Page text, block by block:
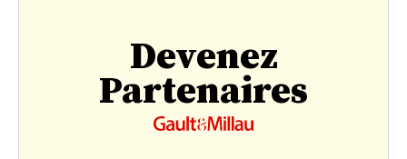
Devenez
Partenaires